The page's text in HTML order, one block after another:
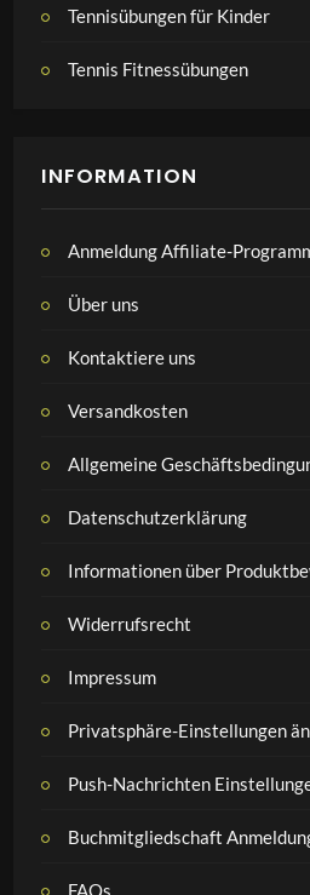
Tennisübungen für Kinder
Tennis Fitnessübungen
INFORMATION
Anmeldung Affiliate-
Über uns
Kontaktiere uns
Versandkosten
Allgemeine
Datenschutzerklärung
Informationen über
Widerrufsrecht
Impressum
Privatsphäre-Einstellungen
Push-Nachrichten
Buchmitgliedschaft
FAQs